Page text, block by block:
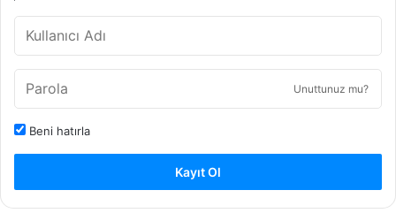
Unuttunuz mu?
Beni hatırla
Kayıt Ol